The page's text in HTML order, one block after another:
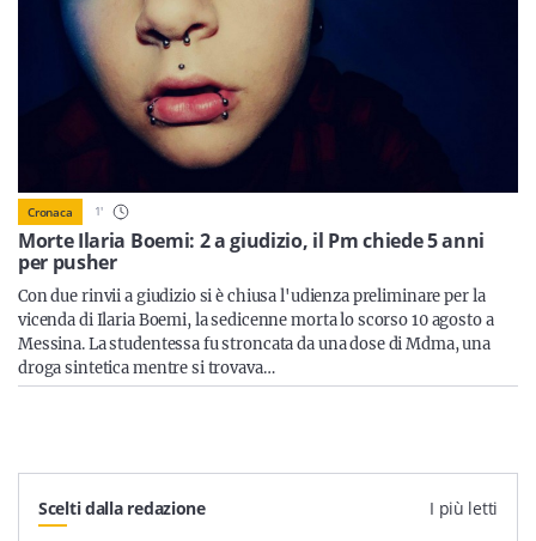
Lavoro
Società
Economia
Sicilia
Servizi
Resta sempre aggiornato con le ultime news, iscriviti alla
Morte Ilaria Boemi: 2 a giudizio, il Pm chiede 5 anni
per pusher
Cronaca 1'
Con due rinvii a giudizio si è chiusa l'udienza preliminare per la
vicenda di Ilaria Boemi, la sedicenne morta lo scorso 10 agosto a
Messina. La studentessa fu stroncata da una dose di Mdma, una
droga sintetica mentre si trovava…
Scelti dalla redazione I più letti